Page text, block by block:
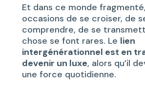
Et dans ce monde
occasions de se croiser, de
comprendre, de se
chose se font rares. Le lien
intergénérationnel est en
devenir un luxe, alors qu’il
une force quotidienne.